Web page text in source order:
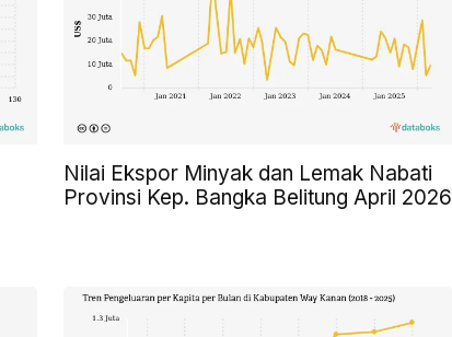
Nilai Ekspor Minyak dan Lemak Nabati
Provinsi Kep. Bangka Belitung April 2026